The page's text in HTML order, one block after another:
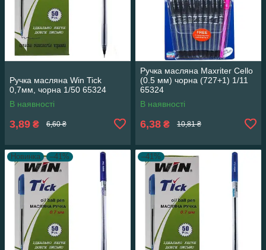
Ручка масляна Win Tick
0,7мм, чорна 1/50 65324
В наявності
3,89 ₴ 6,60 ₴
Ручка масляна Maxriter Cello
(0.5 мм) чорна (727+1) 1/11
65324
В наявності
6,38 ₴ 10,81 ₴
Новинка –41% –41%